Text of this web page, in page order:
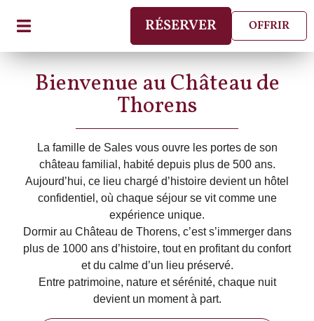
OFFRIR
RÉSERVER
Bienvenue au Château de
Thorens
La famille de Sales vous ouvre les portes de son
château familial, habité depuis plus de 500 ans.
Aujourd’hui, ce lieu chargé d’histoire devient un hôtel
confidentiel, où chaque séjour se vit comme une
expérience unique.
Dormir au Château de Thorens, c’est s’immerger dans
plus de 1000 ans d’histoire, tout en profitant du confort
et du calme d’un lieu préservé.
Entre patrimoine, nature et sérénité, chaque nuit
devient un moment à part.